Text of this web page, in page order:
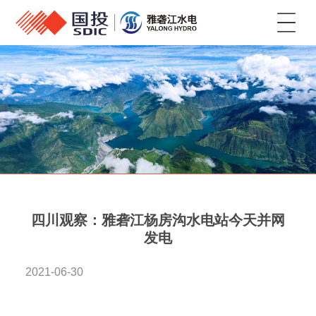
菜单
四川观察：雅砻江杨房沟水电站今天并网
发电
2021-06-30